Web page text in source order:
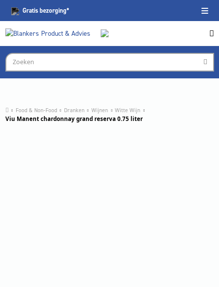
Gratisbezorging*
Food & Non-Food Dranken Wijnen Witte Wijn
Viu Manent chardonnay grand reserva 0.75 liter